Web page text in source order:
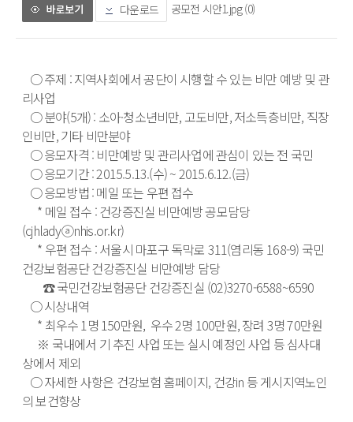
다운로드
공모전 시안1.jpg (0)
리사업
인비만, 기타 비만분야
(cjhladyⓐnhis.or.kr)
건강보험공단 건강증진실 비만예방 담당
상에서 제외
의 보건향상